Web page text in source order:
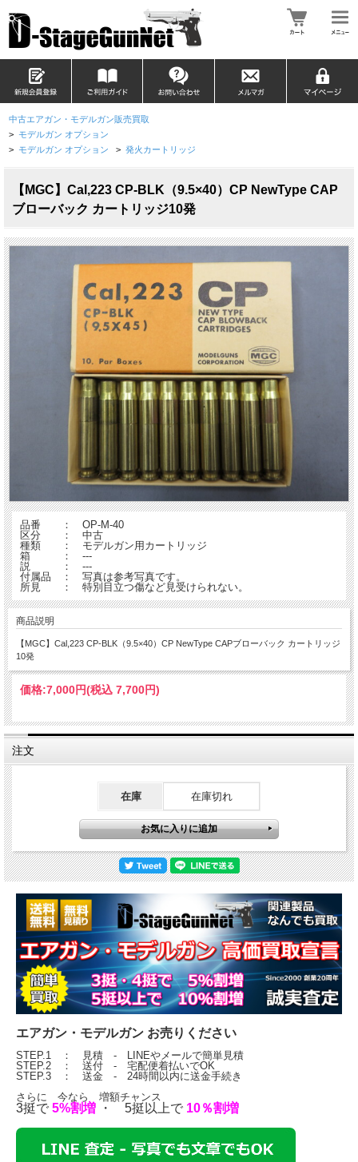
中古エアガン・モデルガン販売買取
> モデルガン オプション
> モデルガン オプション > 発火カートリッジ
【MGC】Cal,223 CP-BLK（9.5×40）CP NewType CAP
ブローバック カートリッジ10発
品番 ： OP-M-40
区分 ： 中古
種類 ： モデルガン用カートリッジ
箱 ： ---
説 ： ---
付属品 ： 写真は参考写真です。
所見 ： 特別目立つ傷など見受けられない。
商品説明
【MGC】Cal,223 CP-BLK（9.5×40）CP NewType CAPブローバック カートリッジ
10発
価格:7,000円(税込 7,700円)
注文
在庫 在庫切れ
エアガン・モデルガン お売りください
STEP.1 ： 見積 - LINEやメールで簡単見積
STEP.2 ： 送付 - 宅配便着払いでOK
STEP.3 ： 送金 - 24時間以内に送金手続き
さらに 今なら 増額チャンス
3挺で 5%割増 ・ 5挺以上で 10％割増